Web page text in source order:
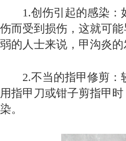
1.创伤引起的感染：
伤而受到损伤，这就可
弱的人士来说，甲沟炎的
2.不当的指甲修剪：
用指甲刀或钳子剪指甲
染。